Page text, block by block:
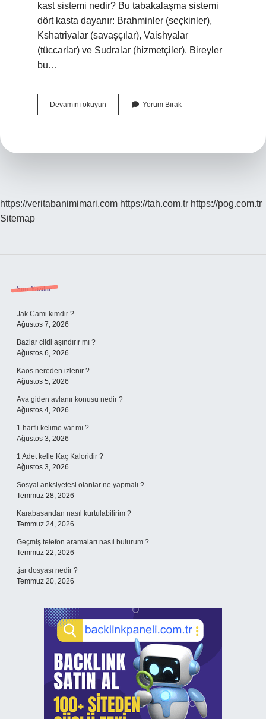
kast sistemi nedir? Bu tabakalaşma sistemi
dört kasta dayanır: Brahminler (seçkinler),
Kshatriyalar (savaşçılar), Vaishyalar
(tüccarlar) ve Sudralar (hizmetçiler). Bireyler
bu…
Devamını okuyun
Sisteminin
Yorum Bırak
https://veritabanimimari.com https://tah.com.tr https://pog.com.tr
Sitemap
Sidebar
Son Yazılar
Jak Cami kimdir ?
Ağustos 7, 2026
Bazlar cildi aşındırır mı ?
Ağustos 6, 2026
Kaos nereden izlenir ?
Ağustos 5, 2026
Ava giden avlanır konusu nedir ?
Ağustos 4, 2026
1 harfli kelime var mı ?
Ağustos 3, 2026
1 Adet kelle Kaç Kaloridir ?
Ağustos 3, 2026
Sosyal anksiyetesi olanlar ne yapmalı ?
Temmuz 28, 2026
Karabasandan nasıl kurtulabilirim ?
Temmuz 24, 2026
Geçmiş telefon aramaları nasıl bulurum ?
Temmuz 22, 2026
.jar dosyası nedir ?
Temmuz 20, 2026